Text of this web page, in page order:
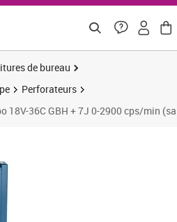
de bureau
Perforateurs
18V-36C GBH + 7J 0-2900 cps/min